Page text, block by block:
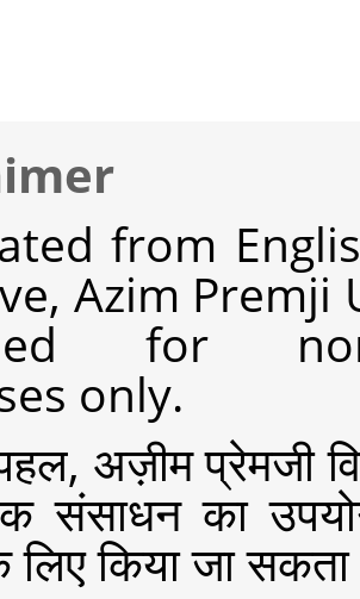
from
Azim Premji
for non-
only.
अज़ीम प्रेमजी
संसाधन का
लिए किया जा